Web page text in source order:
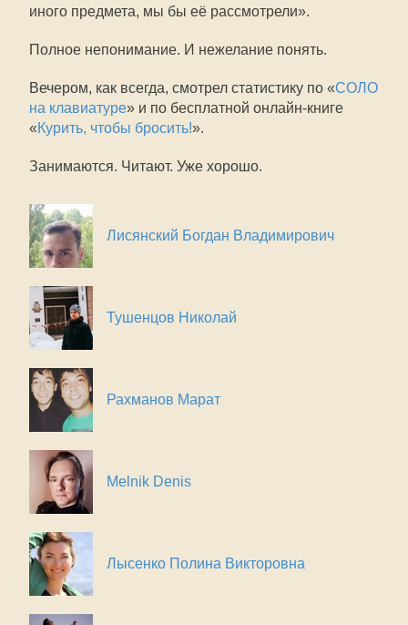
иного предмета, мы бы её рассмотрели».
Полное непонимание. И нежелание понять.
Вечером, как всегда, смотрел статистику по «СОЛО
на клавиатуре» и по бесплатной онлайн-книге
«Курить, чтобы бросить!».
Занимаются. Читают. Уже хорошо.
Лисянский Богдан Владимирович
Тушенцов Николай
Рахманов Марат
Melnik Denis
Лысенко Полина Викторовна